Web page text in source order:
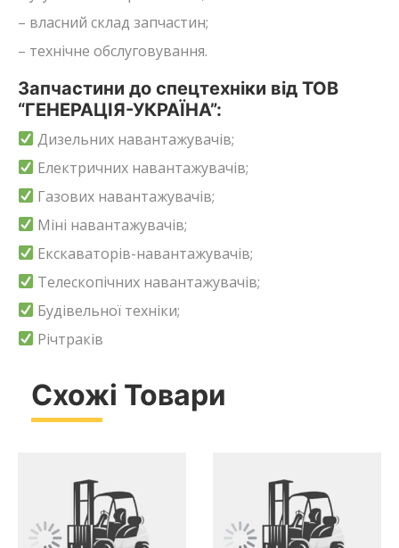
– власний склад запчастин;
– технічне обслуговування.
Запчастини до спецтехніки від ТОВ
“ГЕНЕРАЦІЯ-УКРАЇНА”:
Дизельних навантажувачів;
Електричних навантажувачів;
Газових навантажувачів;
Міні навантажувачів;
Екскаваторів-навантажувачів;
Телескопічних навантажувачів;
Будівельної техніки;
Річтраків
Схожі Товари